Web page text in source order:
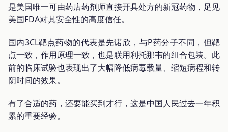
是美国唯一可由药店药剂师直接开具处方的新冠药物，足见
美国FDA对其安全性的高度信任。
国内3CL靶点药物的代表是先诺欣，与P药分子不同，但靶
点一致，作用原理一致，也是联用利托那韦的组合包装。此
前的临床试验也表现出了大幅降低病毒载量、缩短病程和转
阴时间的效果。
有了合适的药，还要能买到才行，这是中国人民过去一年积
累的重要经验。